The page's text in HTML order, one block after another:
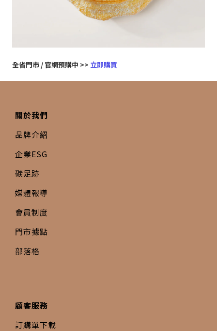
全省門市 / 官網預購中 >> 立即購買
關於我們
品牌介紹
企業ESG
碳足跡
媒體報導
會員制度
門市據點
部落格
顧客服務
訂購單下載